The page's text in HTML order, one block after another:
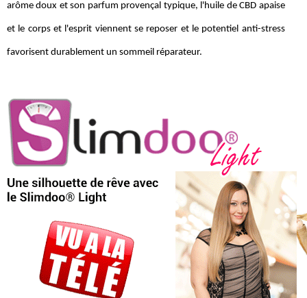
arôme doux et son parfum provençal typique, l'huile de CBD apaise
et le corps et l'esprit viennent se reposer et le potentiel anti-stress
favorisent durablement un sommeil réparateur.